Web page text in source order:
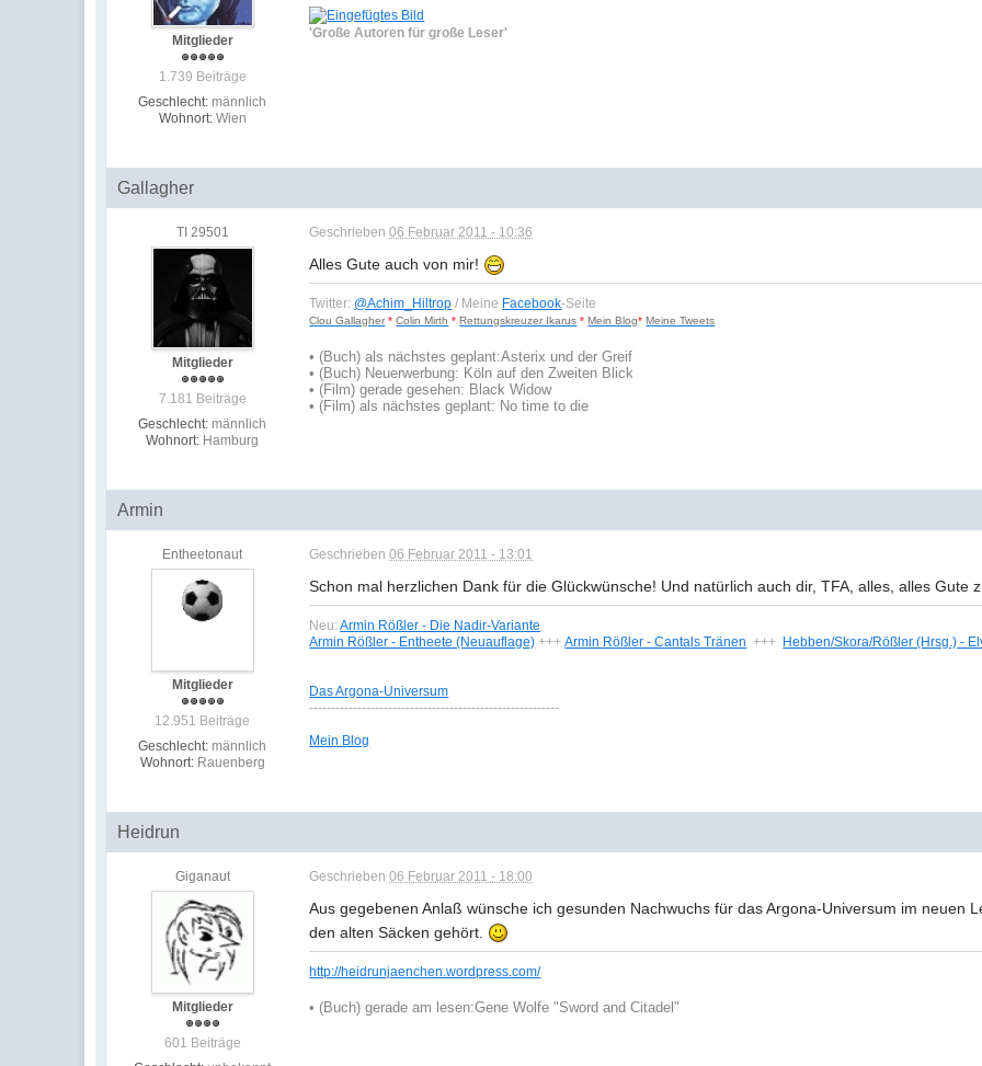
Mitglieder
1.739 Beiträge
Geschlecht: männlich
Wohnort: Wien
'Große Autoren für große Leser'
Gallagher
TI 29501
Mitglieder
7.181 Beiträge
Geschlecht: männlich
Wohnort: Hamburg
Geschrieben06 Februar 2011 - 10:36
Alles Gute auch von mir!
Twitter: @Achim_Hiltrop / Meine Facebook-Seite
Clou Gallagher * Colin Mirth * Rettungskreuzer Ikarus * Mein Blog* Meine Tweets
• (Buch) als nächstes geplant:Asterix und der Greif
• (Buch) Neuerwerbung: Köln auf den Zweiten Blick
• (Film) gerade gesehen: Black Widow
• (Film) als nächstes geplant: No time to die
Armin
Entheetonaut
Mitglieder
12.951 Beiträge
Geschlecht: männlich
Wohnort: Rauenberg
Geschrieben06 Februar 2011 - 13:01
Schon mal herzlichen Dank für die Glückwünsche! Und natürlich auch dir, TFA, alles, alles Gute
Neu: Armin Rößler - Die Nadir-Variante
Armin Rößler - Entheete (Neuauflage) +++ Armin Rößler - Cantals Tränen +++ Hebben/Skora/Rößler (Hrsg.) -
Das Argona-Universum
---------------------------------------------------------
Mein Blog
Heidrun
Giganaut
Mitglieder
601 Beiträge
Geschrieben06 Februar 2011 - 18:00
Aus gegebenen Anlaß wünsche ich gesunden Nachwuchs für das Argona-Universum im neuen
den alten Säcken gehört.
http://heidrunjaenchen.wordpress.com/
• (Buch) gerade am lesen:Gene Wolfe "Sword and Citadel"